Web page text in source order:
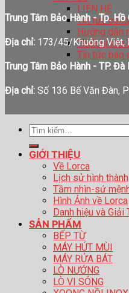
LIÊN HỆ
Tin tức
Hướng dẫn
Thiết bị nhà
Tin tức báo
Trung Tâm Bảo Hành - Tp. Hồ
Địa chỉ: 173/45/Khuông Việt,
Trung Tâm Bảo Hành - TP. Đà
Địa chỉ: Số 136 Bế Văn Đàn,
Tìm
GIỚI THIỆU
Về Lorca
Lịch sử hình thành
Tầm nhìn-sứ
Hình Ảnh về Lorca
Danh hiệu và Giải
SẢN PHẨM
BẾP TỪ
MÁY HÚT MÙI
MÁY RỬA BÁT
LÒ NƯỚNG
LÒ VI SÓNG